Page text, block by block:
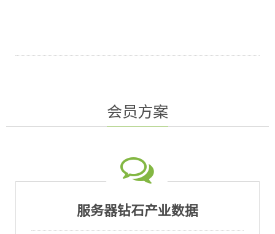
会员方案
服务器钻石产业数据